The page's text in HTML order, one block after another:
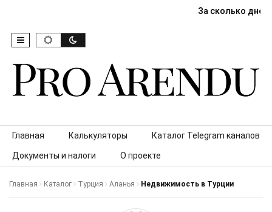
За сколько дней
Skip to content
Главная Калькуляторы Каталог Telegram каналов
Документы и налоги О проекте
Главная Каталог Турция Аланья Недвижимость в Турции